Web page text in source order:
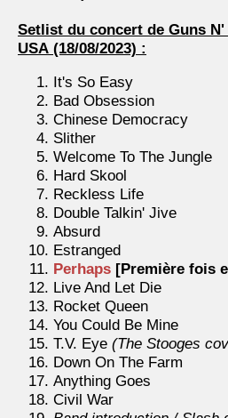
Setlist du concert de Guns
USA (18/08/2023) :
It's So Easy
Bad Obsession
Chinese Democracy
Slither
Welcome To The Jungle
Hard Skool
Reckless Life
Double Talkin' Jive
Absurd
Estranged
Perhaps [Première fois
Live And Let Die
Rocket Queen
You Could Be Mine
T.V. Eye (The Stooges
Down On The Farm
Anything Goes
Civil War